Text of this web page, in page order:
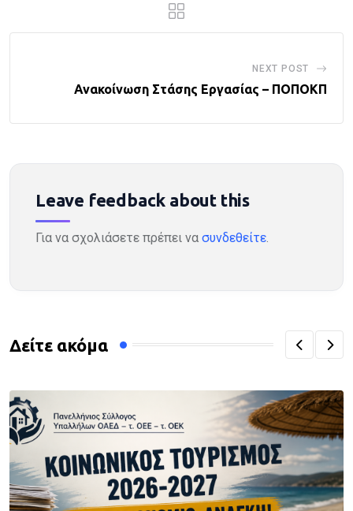
NEXT POST
Ανακοίνωση Στάσης Εργασίας – ΠΟΠΟΚΠ
Leave feedback about this
Για να σχολιάσετε πρέπει να συνδεθείτε.
Δείτε ακόμα